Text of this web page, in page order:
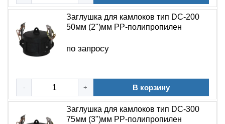
Заглушка для камлоков тип DC-200
50мм (2")мм PP-полипропилен
по запросу
- + В корзину
Заглушка для камлоков тип DC-300
75мм (3")мм PP-полипропилен